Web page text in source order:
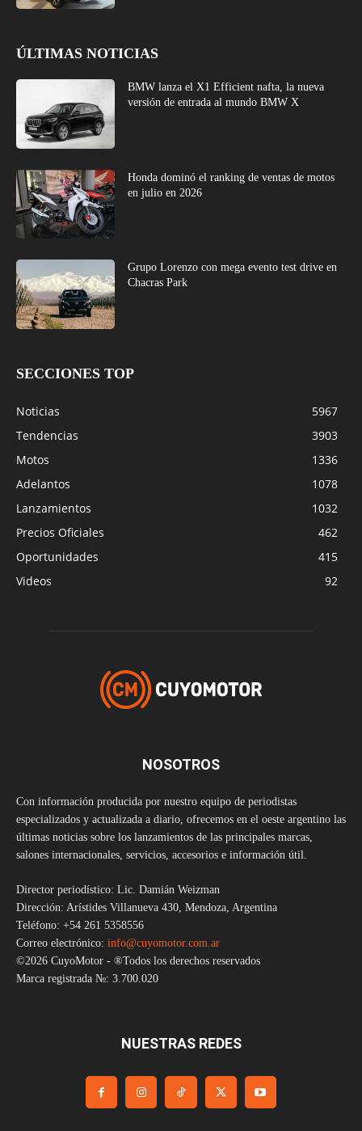
ÚLTIMAS NOTICIAS
BMW lanza el X1 Efficient nafta, la nueva
versión de entrada al mundo BMW X
Honda dominó el ranking de ventas de motos
en julio en 2026
Grupo Lorenzo con mega evento test drive en
Chacras Park
SECCIONES TOP
Noticias
5967
Tendencias
3903
Motos
1336
Adelantos
1078
Lanzamientos
1032
Precios Oficiales
462
Oportunidades
415
Videos
92
NOSOTROS
Con información producida por nuestro equipo de periodistas
especializados y actualizada a diario, ofrecemos en el oeste argentino las
últimas noticias sobre los lanzamientos de las principales marcas,
salones internacionales, servicios, accesorios e información útil.
Director periodístico: Lic. Damián Weizman
Dirección: Arístides Villanueva 430, Mendoza, Argentina
Teléfono: +54 261 5358556
Correo electrónico: info@cuyomotor.com.ar
©2026 CuyoMotor - ®Todos los derechos reservados
Marca registrada №: 3.700.020
NUESTRAS REDES